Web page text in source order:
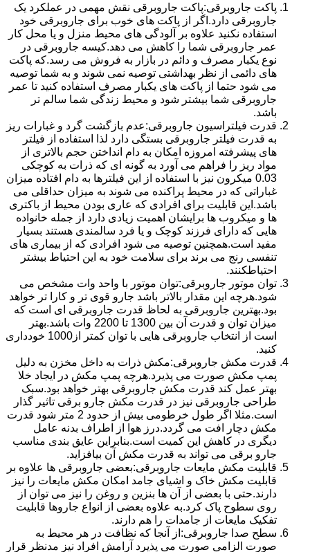
پاکت جاروبرقی:پاکت جاروبرقی نقش مهمی در عملکرد یک
جاروبرقی دارد.اگر از پاکت های خوب برای جاروبرقی خود
استفاده نکنید علاوه بر آلودگی های محیط منزل و یا محل کار
عمر جاروبرقی شما را کاهش می دهد.کیسه جاروبرقی در
نوع یکبار مصرف و دائم در بازار به فروش می رسد.که پاکت
های دائمی از نظر بهداشتی توصیه نمی شوند و به شما توصیه
می شود حتما از پاکت های یکبار مصرف استفاده کنید تا عمر
جاروبرقی شما بیشتر شود و محیط زندگی شما سالم تر
باشد.
قدرت فیلتراسیون جاروبرقی:عدم بازگشت گرد و غبارات ریز
به قدرت فیلتر جاروبرقی بستگی دارد لذا استفاده از فیلتر
های پیشرفته امروزه امکان به دام انداختن حجم بالاتری از
مواد ریز را فراهم می آورد به گونه ای که ذرات به کوچکی
0.03 میکرون نیز با استفاده از این فیلترها به دام افتاده میزان
غباراتی که در محیط پراکنده می شوند به میزان حداقلی می
باشد.این قابلیت برای افرادی که عاری بودن محیط از باکتری
ها و میکروب ها برایشان اهمیت زیادی دارد از جمله خانواده
هایی که دارای فرزند کوچک و یا فرد سالمندی هستند بسیار
مفید است.همچنین توصیه می شود افرادی که از بیماری های
تنفسی رنج می برند برای سلامت خود به این احتیاط بیشتر
احتیاطکنند.
توان موتور جاروبرقی:توان موتور با واحد وات مشخص می
شود.هرچه این مقدار بالاتر باشد جارو قوی تر و کارا تر خواهد
بود.بهترین جاروبرقی به لحاظ قدرت جاروبرقی ای است که
میزان توان و قدرت آن بین 1300 تا 2200 وات باشد.بهتر
است از انتخاب جاروبرقی هایی با توان کمتر از1000 خودداری
کنید.
قدرت مکش جاروبرقی:مکش ذرات به داخل مخزن به دلیل
پمپ مکش صورت می پذیرد.هرچه پمپ مکش در ایجاد خلا
بهتر عمل کند قدرت مکش جاروبرقی بهتر خواهد بود.سبک
طراحی جاروبرقی نیز در قدرت مکش جارو برقی تاثیر گذار
است.مثلا اگر طول خرطومی بیش از حدود 2 متر شود قدرت
مکش دچار افت می گردد.درز هوا از اطراف بدنه عامل
دیگری در کاهش این کمیت است.بنابراین عایق بندی مناسب
جارو برقی می تواند به قدرت مکش آن بیافزاید.
قابلیت مکش مایعات جاروبرقی:بعضی جاروبرقی ها علاوه بر
قابلیت مکش خاک و اشیای جامد امکان مکش مایعات را نیز
دارند.حتی با بعضی از آن ها بنزین و روغن را نیز می توان از
روی سطوح پاک کرد.به علاوه بعضی از انواع جاروها قابلیت
تفکیک مایعات از جامدات را هم دارند.
سطح صدا جاروبرقی:از آنجا که نظافت در هر محیط به
صورت الزامی صورت می پذیرد آرامش افراد نیز مدنظر قرار